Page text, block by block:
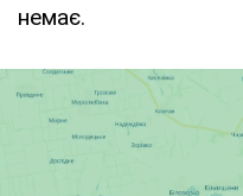
немає.